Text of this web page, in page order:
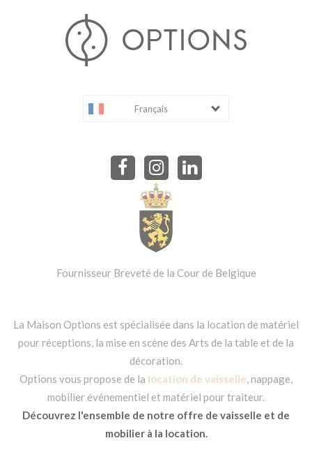
Français
Fournisseur Breveté de la Cour de Belgique
La Maison Options est spécialisée dans la location de matériel
pour réceptions, la mise en scène des Arts de la table et de la
décoration.
Options vous propose de la location de vaisselle, nappage,
mobilier événementiel et matériel pour traiteur.
Découvrez l'ensemble de notre offre de vaisselle et de
mobilier à la location.